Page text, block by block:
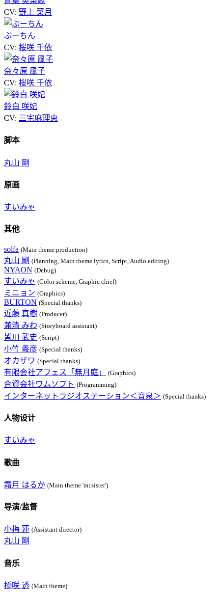
CV: 野上 菜月
ぷーちん
CV: 桜咲 千依
奈々原 風子
CV: 桜咲 千依
鈴白 咲妃
CV: 三宅麻理恵
脚本
丸山 剛
原画
すいみゃ
其他
solfa (Main theme production)
丸山 剛 (Planning, Main theme lyrics, Script, Audio editing)
NYAON (Debug)
すいみゃ (Color scheme, Graphic chief)
ミニョン (Graphics)
BURTON (Special thanks)
近藤 真樹 (Producer)
兼清 みわ (Storyboard assistant)
皆川 武史 (Script)
小竹 義彦 (Special thanks)
オカザワ (Special thanks)
有限会社アフェス「無月庭」 (Graphics)
合資会社ワムソフト (Programming)
インターネットラジオステーション＜音泉＞ (Special thanks)
人物设计
すいみゃ
歌曲
霜月 はるか (Main theme 'mr.sister')
导演/监督
小梅 蓮 (Assistant director)
丸山 剛
音乐
橋咲 透 (Main theme)